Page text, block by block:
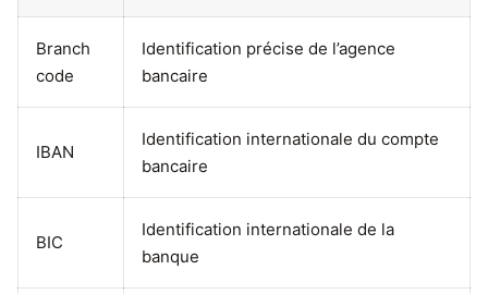
Branch
code
Identification précise de l’agence
bancaire
IBAN
Identification internationale du compte
bancaire
BIC
Identification internationale de la
banque